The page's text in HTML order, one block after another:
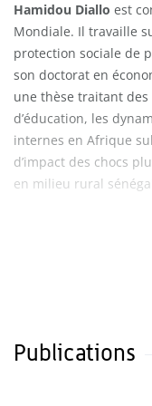
Hamidou Diallo est
Mondiale. Il travaille
protection sociale de
son doctorat en
une thèse traitant
d’éducation, les
internes en Afrique
d’impact des chocs
en milieu rural
Publications